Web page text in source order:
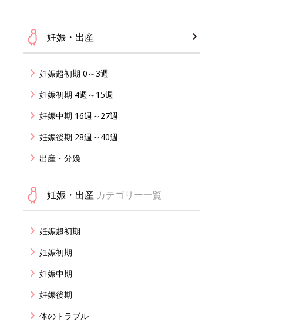
妊娠・出産
妊娠超初期 0～3週
妊娠初期 4週～15週
妊娠中期 16週～27週
妊娠後期 28週～40週
出産・分娩
妊娠・出産 カテゴリー一覧
妊娠超初期
妊娠初期
妊娠中期
妊娠後期
体のトラブル